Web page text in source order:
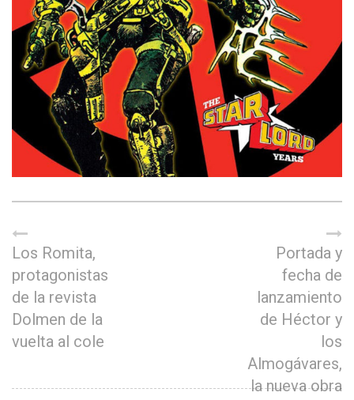
Los Romita,
protagonistas
de la revista
Dolmen de la
vuelta al cole
Portada y
fecha de
lanzamiento
de Héctor y
los
Almogávares,
la nueva obra